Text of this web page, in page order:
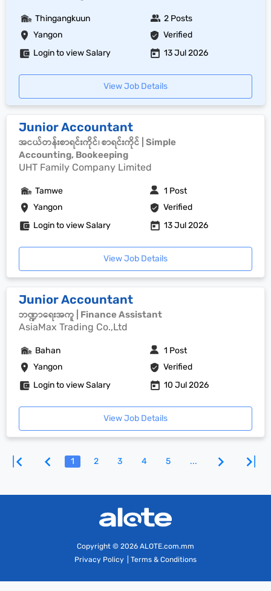
Yangon Verified
Thingangkuun 2 Posts
Login to view Salary 13 Jul 2026
View Job Details
Junior Accountant
အငယ်တန်းစာရင်းကိုင်၊ စာရင်းကိုင် | Simple
Accounting, Bookeeping
UHT Family Company Limited
Yangon Verified
Tamwe 1 Post
Login to view Salary 13 Jul 2026
View Job Details
Junior Accountant
ဘဏ္ဍာရေးအကူ | Finance Assistant
AsiaMax Trading Co.,Ltd
Yangon Verified
Bahan 1 Post
Login to view Salary 10 Jul 2026
View Job Details
1 2 3 4 5 ...
Copyright © 2026 ALOTE.com.mm
Privacy Policy
Terms & Conditions